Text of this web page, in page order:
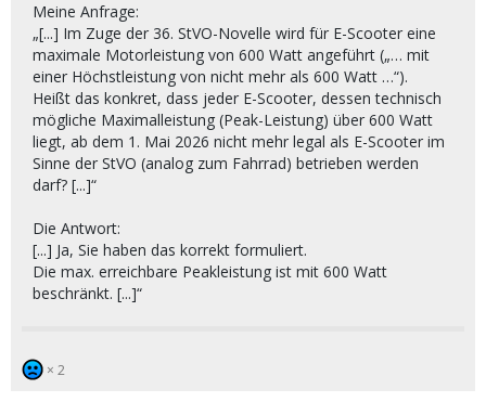
Meine Anfrage:
„[...] Im Zuge der 36. StVO-Novelle wird für E-Scooter eine
maximale Motorleistung von 600 Watt angeführt („… mit
einer Höchstleistung von nicht mehr als 600 Watt …“).
Heißt das konkret, dass jeder E-Scooter, dessen technisch
mögliche Maximalleistung (Peak-Leistung) über 600 Watt
liegt, ab dem 1. Mai 2026 nicht mehr legal als E-Scooter im
Sinne der StVO (analog zum Fahrrad) betrieben werden
darf? [...]“
Die Antwort:
[...] Ja, Sie haben das korrekt formuliert.
Die max. erreichbare Peakleistung ist mit 600 Watt
beschränkt. [...]“
2